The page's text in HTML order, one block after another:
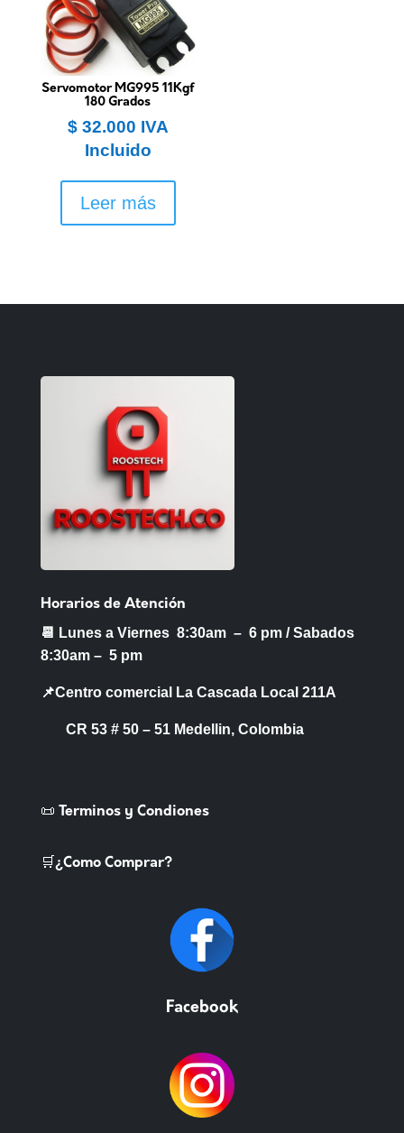
Servomotor MG995 11Kgf
180 Grados
$32.000 IVA
Incluido
Leer más
Horarios de Atención
📆 Lunes a Viernes 8:30am – 6 pm /Sabados
8:30am – 5 pm
📌Centro comercial La Cascada Local 211A
CR 53 # 50 – 51 Medellin, Colombia
📜 Terminos y Condiones
🛒¿Como Comprar?
Facebook